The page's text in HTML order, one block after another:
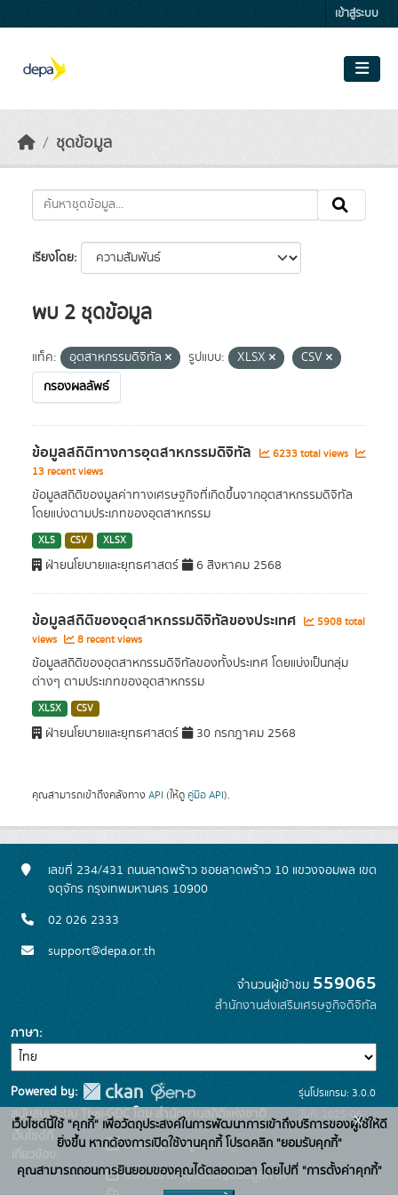
เข้าสู่ระบบ
ชุดข้อมูล
เรียงโดย
พบ 2 ชุดข้อมูล
แท็ค: อุตสาหกรรมดิจิทัล รูปแบบ: XLSX
CSV
กรองผลลัพธ์
ข้อมูลสถิติทางการอุตสาหกรรมดิจิทัล
6233 total views
13 recent views
ข้อมูลสถิติของมูลค่าทางเศรษฐกิจที่เกิดขึ้นจากอุตสาหกรรมดิจิทัล
โดยแบ่งตามประเภทของอุตสาหกรรม
XLS CSV XLSX
ฝ่ายนโยบายและยุทธศาสตร์ 6 สิงหาคม 2568
ข้อมูลสถิติของอุตสาหกรรมดิจิทัลของประเทศ
5908 total
views
8 recent views
ข้อมูลสถิติของอุตสาหกรรมดิจิทัลของทั้งประเทศ โดยแบ่งเป็นกลุ่ม
ต่างๆ ตามประเภทของอุตสาหกรรม
XLSX CSV
ฝ่ายนโยบายและยุทธศาสตร์ 30 กรกฎาคม 2568
คุณสามารถเข้าถึงคลังทาง API (ให้ดู คู่มือ API).
เลขที่ 234/431 ถนนลาดพร้าว ซอยลาดพร้าว 10 แขวงจอมพล เขต
จตุจักร กรุงเทพมหานคร 10900
02 026 2333
support@depa.or.th
จำนวนผู้เข้าชม 559065
สำนักงานส่งเสริมเศรษฐกิจดิจิทัล
ภาษา
Powered by:
สนับสนุนระบบ Thai-GDC โดย สำนักงานสถิติแห่งชาติ
เว็บไซต์ที่
เกี่ยวข้อง:
ระบบบัญชีข้อมูลภาครัฐ
บริการนามานุกรมบัญชีข้อมูลภาค
รุ่นโปรแกรม: 3.0.0
วันที่: 2025-06-
10
เว็บไซต์นี้ใช้ "คุกกี้" เพื่อวัตถุประสงค์ในการพัฒนาการเข้าถึงบริการของผู้ใช้ให้ดี
ยิ่งขึ้น หากต้องการเปิดใช้งานคุกกี้ โปรดคลิก "ยอมรับคุกกี้"
คุณสามารถถอนการยินยอมของคุณได้ตลอดเวลา โดยไปที่ "การตั้งค่าคุกกี้"
x